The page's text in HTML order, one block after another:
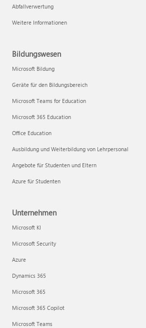
Abfallverwertung
Weitere Informationen
Bildungswesen
Microsoft Bildung
Geräte für den Bildungsbereich
Microsoft Teams for Education
Microsoft 365 Education
Office Education
Ausbildung und Weiterbildung von Lehrpersonal
Angebote für Studenten und Eltern
Azure für Studenten
Unternehmen
Microsoft KI
Microsoft Security
Azure
Dynamics 365
Microsoft 365
Microsoft 365 Copilot
Microsoft Teams